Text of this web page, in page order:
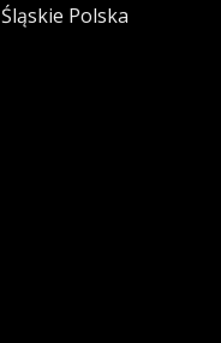
Śląskie Polska